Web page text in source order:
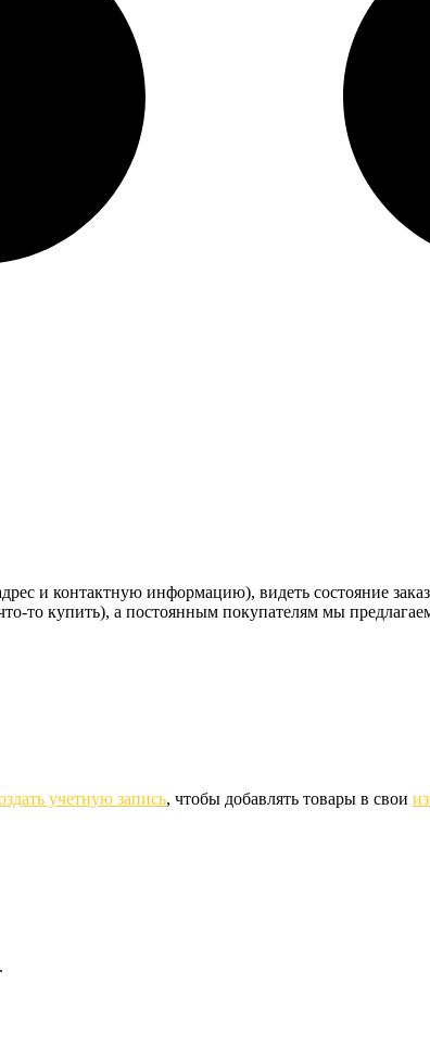
и контактную информацию), видеть состояние
то купить), а постоянным покупателям мы
учетную запись, чтобы добавлять товары в свои